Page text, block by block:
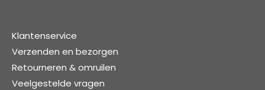
Klantenservice
Verzenden en bezorgen
Retourneren & omruilen
Veelgestelde vragen